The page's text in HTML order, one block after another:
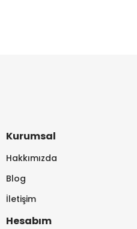
Kurumsal
Hakkımızda
Blog
İletişim
Hesabım